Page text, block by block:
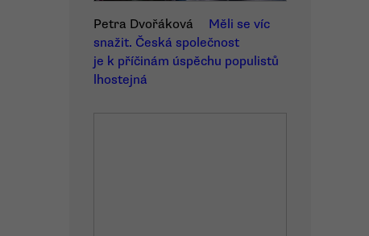
Petra Dvořáková
Měli se víc
snažit. Česká společnost
je k příčinám úspěchu populistů
lhostejná